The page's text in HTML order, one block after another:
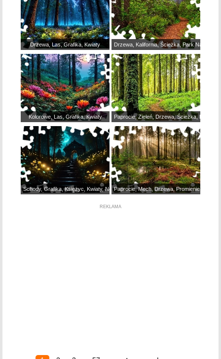
Drzewa, Las, Grafika, Kwiaty Drzewa, Kalifornia, Ścieżka, Park
Kolorowe, Las, Grafika, Kwiaty Paprocie, Zieleń, Drzewa, Ścieżka, Las
Schody, Grafika, Księżyc, Kwiaty, Noc, LasPaprocie, Mech, Drzewa, Promienie słońca,
REKLAMA